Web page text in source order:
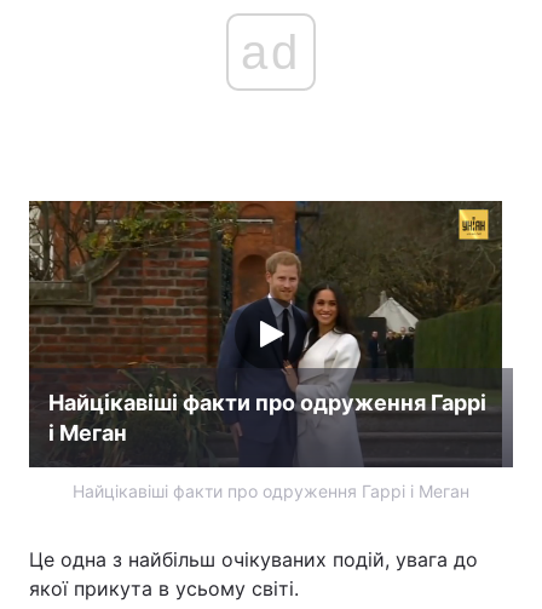
ad
Найцікавіші факти про одруження Гаррі
і Меган
Найцікавіші факти про одруження Гаррі і Меган
Це одна з найбільш очікуваних подій, увага до
якої прикута в усьому світі.